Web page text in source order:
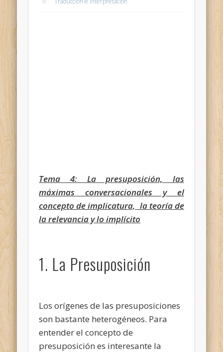
Tema 4: La presuposición, las
máximas conversacionales y el
concepto de implicatura, la teoría de
la relevancia y lo implícito
1. La Presuposición
Los orígenes de las presuposiciones
son bastante heterogéneos. Para
entender el concepto de
presuposición es interesante la